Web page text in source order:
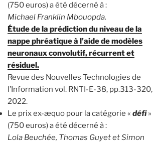
(750 euros) a été décerné à :
Michael Franklin Mbouopda.
Étude de la prédiction du niveau de la
nappe phréatique à l’aide de modèles
neuronaux convolutif, récurrent et
résiduel.
Revue des Nouvelles Technologies de
l’Information vol. RNTI-E-38, pp.313-320,
2022.
Le prix ex-æquo pour la catégorie « défi»
(750 euros) a été décerné à :
Lola Beuchée, Thomas Guyet et Simon